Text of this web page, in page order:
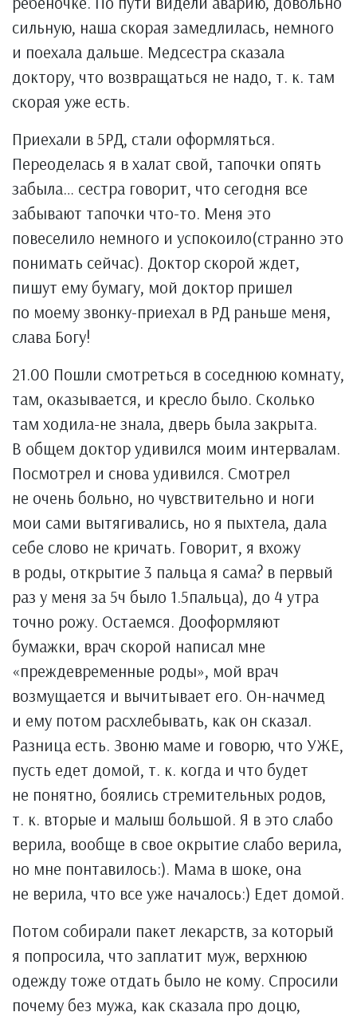
сильную, наша скорая замедлилась, немного
и поехала дальше. Медсестра сказала
доктору, что возвращаться не надо, т. к. там
скорая уже есть.
Приехали в 5РД, стали оформляться.
Переоделась я в халат свой, тапочки опять
забыла… сестра говорит, что сегодня все
забывают тапочки что-то. Меня это
повеселило немного и успокоило(странно это
понимать сейчас). Доктор скорой ждет,
пишут ему бумагу, мой доктор пришел
по моему звонку-приехал в РД раньше меня,
слава Богу!
21.00 Пошли смотреться в соседнюю комнату,
там, оказывается, и кресло было. Сколько
там ходила-не знала, дверь была закрыта.
В общем доктор удивился моим интервалам.
Посмотрел и снова удивился. Смотрел
не очень больно, но чувствительно и ноги
мои сами вытягивались, но я пыхтела, дала
себе слово не кричать. Говорит, я вхожу
в роды, открытие 3 пальца я сама? в первый
раз у меня за 5ч было 1.5пальца), до 4 утра
точно рожу. Остаемся. Дооформляют
бумажки, врач скорой написал мне
«преждевременные роды», мой врач
возмущается и вычитывает его. Он-начмед
и ему потом расхлебывать, как он сказал.
Разница есть. Звоню маме и говорю, что УЖЕ,
пусть едет домой, т. к. когда и что будет
не понятно, боялись стремительных родов,
т. к. вторые и малыш большой. Я в это слабо
верила, вообще в свое окрытие слабо верила,
но мне понтавилось:). Мама в шоке, она
не верила, что все уже началось:) Едет домой.
Потом собирали пакет лекарств, за который
я попросила, что заплатит муж, верхнюю
одежду тоже отдать было не кому. Спросили
почему без мужа, как сказала про доцю,